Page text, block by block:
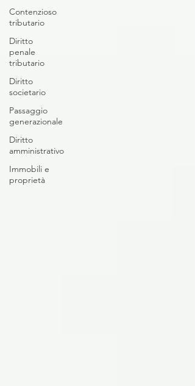
Contenzioso
tributario
Diritto
penale
tributario
Diritto
societario
Passaggio
generazionale
Diritto
amministrativo
Immobili e
proprietà